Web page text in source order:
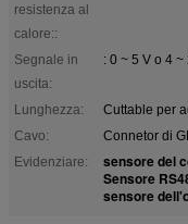
resistenza al
calore::
Segnale in
uscita:
: 0 ~ 5 V o 4
Lunghezza:
Cuttable per
Cavo:
Connetor di
Evidenziare:
sensore del
Sensore
sensore